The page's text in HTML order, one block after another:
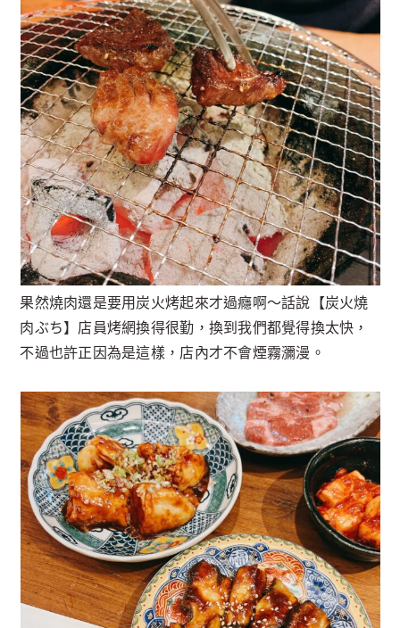
果然燒肉還是要用炭火烤起來才過癮啊～話說【炭火燒
肉ぶち】店員烤網換得很勤，換到我們都覺得換太快，
不過也許正因為是這樣，店內才不會煙霧瀰漫。